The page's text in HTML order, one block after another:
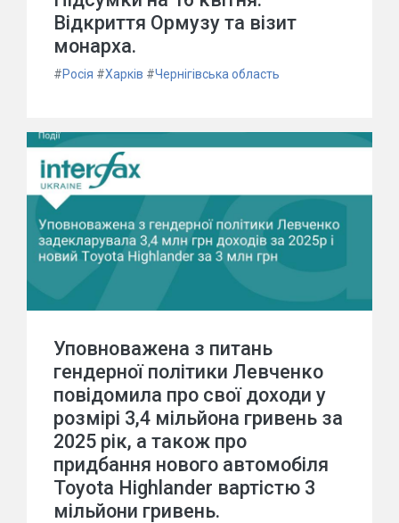
Відкриття Ормузу та візит
монарха.
#Росія #Харків #Чернігівська область
Уповноважена з питань
гендерної політики Левченко
повідомила про свої доходи у
розмірі 3,4 мільйона гривень за
2025 рік, а також про
придбання нового автомобіля
Toyota Highlander вартістю 3
мільйони гривень.